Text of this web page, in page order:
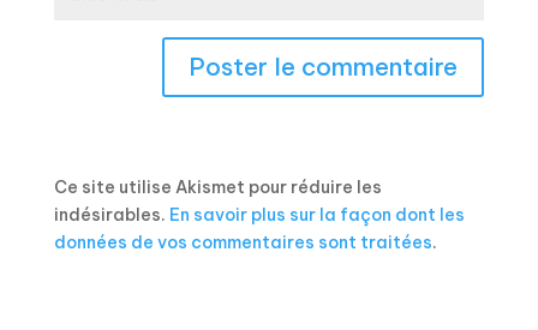
Ce site utilise Akismet pour réduire les
indésirables. En savoir plus sur la façon dont les
données de vos commentaires sont traitées.